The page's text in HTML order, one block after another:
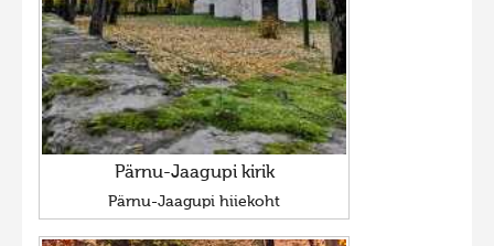
Pärnu-Jaagupi kirik
Pärnu-Jaagupi hiiekoht